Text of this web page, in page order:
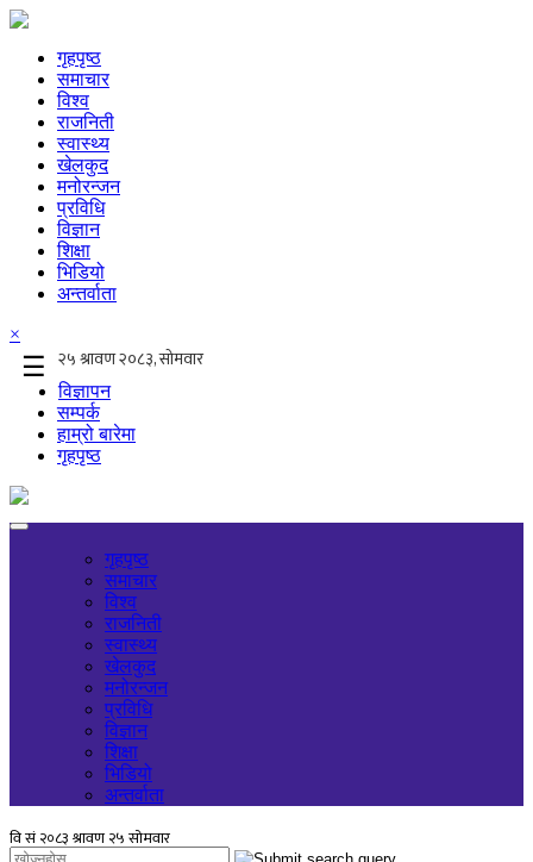
गृहपृष्ठ
समाचार
विश्व
राजनिती
स्वास्थ्य
खेलकुद
मनोरन्जन
प्रविधि
विज्ञान
शिक्षा
भिडियो
अन्तर्वाता
×
☰
विज्ञापन
सम्पर्क
हाम्रो बारेमा
गृहपृष्ठ
गृहपृष्ठ
समाचार
विश्व
राजनिती
स्वास्थ्य
खेलकुद
मनोरन्जन
प्रविधि
विज्ञान
शिक्षा
भिडियो
अन्तर्वाता